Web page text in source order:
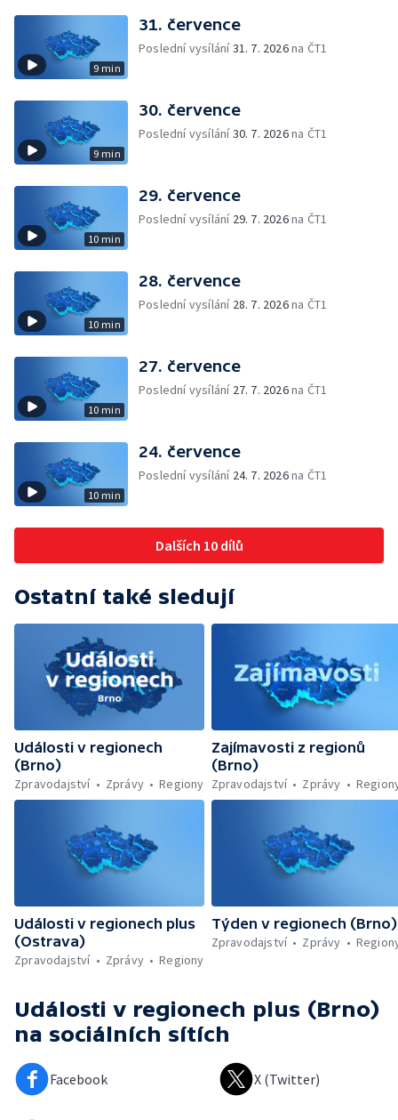
9 min
31. července
Poslední vysílání31. 7. 2026na ČT1
9 min
30. července
Poslední vysílání30. 7. 2026na ČT1
10 min
29. července
Poslední vysílání 29. 7. 2026na ČT1
10 min
28. července
Poslední vysílání 28. 7. 2026na ČT1
10 min
27. července
Poslední vysílání 27. 7. 2026na ČT1
10 min
24. července
Poslední vysílání 24. 7. 2026na ČT1
Dalších 10 dílů
Ostatní také sledují
Události v regionech
(Brno)
Zpravodajství
Zprávy Regiony
Zajímavosti z regionů
(Brno)
Zpravodajství
Zprávy
Události v regionech plus
(Ostrava)
Zpravodajství
Zprávy Regiony
Týden v regionech (Brno)
Zpravodajství
Zprávy
Události v regionech plus (Brno)
na sociálních sítích
Facebook X (Twitter)